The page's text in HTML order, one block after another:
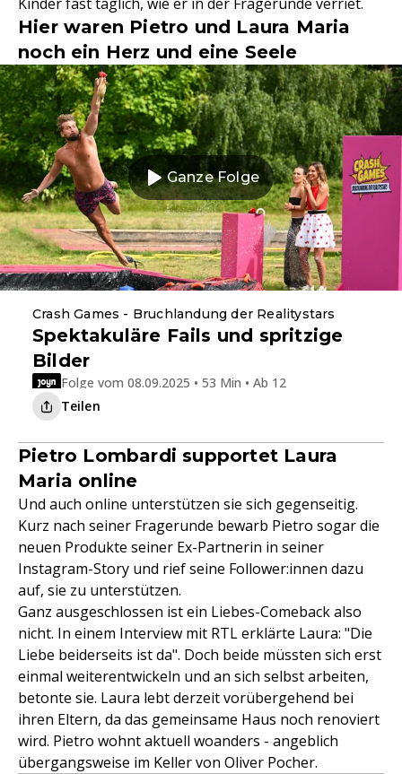
Hier waren Pietro und Laura Maria
noch ein Herz und eine Seele
Ganze Folge
Crash Games - Bruchlandung der Realitystars
Spektakuläre Fails und spritzige
Bilder
Folge vom 08.09.2025 • 53 Min • Ab 12
Teilen
Pietro Lombardi supportet Laura
Maria online
Und auch online unterstützen sie sich gegenseitig.
Kurz nach seiner Fragerunde bewarb Pietro sogar die
neuen Produkte seiner Ex-Partnerin in seiner
Instagram-Story und rief seine Follower:innen dazu
auf, sie zu unterstützen.
Ganz ausgeschlossen ist ein Liebes-Comeback also
nicht. In einem Interview mit RTL erklärte Laura: "Die
Liebe beiderseits ist da". Doch beide müssten sich erst
einmal weiterentwickeln und an sich selbst arbeiten,
betonte sie. Laura lebt derzeit vorübergehend bei
ihren Eltern, da das gemeinsame Haus noch renoviert
wird. Pietro wohnt aktuell woanders - angeblich
übergangsweise im Keller von Oliver Pocher.